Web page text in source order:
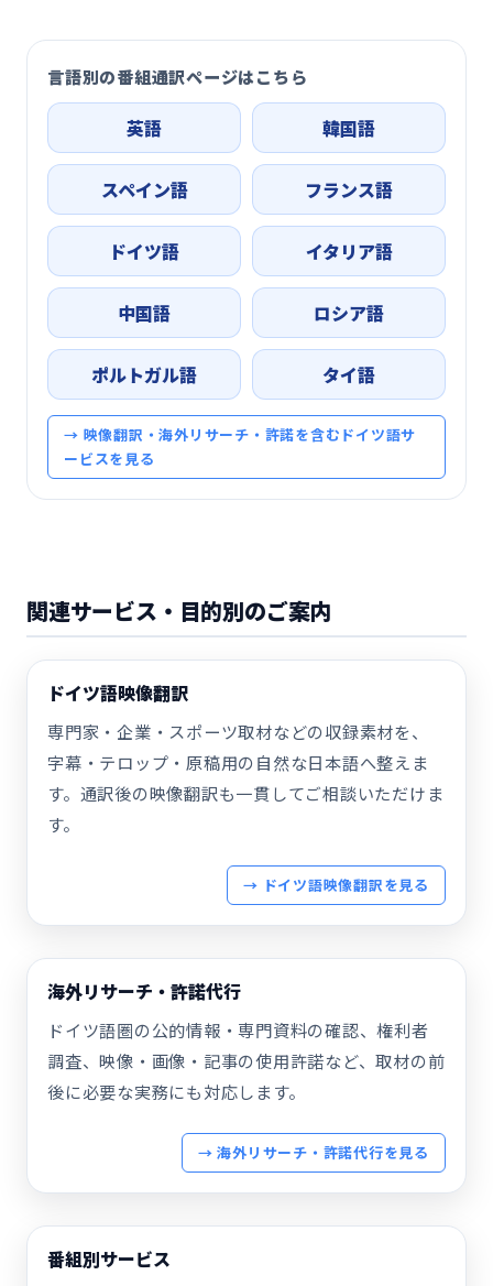
言語別の番組通訳ページはこちら
英語 韓国語
スペイン語 フランス語
ドイツ語 イタリア語
中国語 ロシア語
ポルトガル語 タイ語
→ 映像翻訳・海外リサーチ・許諾を含むドイツ語サ
ービスを見る
関連サービス・目的別のご案内
ドイツ語映像翻訳
専門家・企業・スポーツ取材などの収録素材を、
字幕・テロップ・原稿用の自然な日本語へ整えま
す。通訳後の映像翻訳も一貫してご相談いただけま
す。
→ ドイツ語映像翻訳を見る
海外リサーチ・許諾代行
ドイツ語圏の公的情報・専門資料の確認、権利者
調査、映像・画像・記事の使用許諾など、取材の前
後に必要な実務にも対応します。
→ 海外リサーチ・許諾代行を見る
番組別サービス